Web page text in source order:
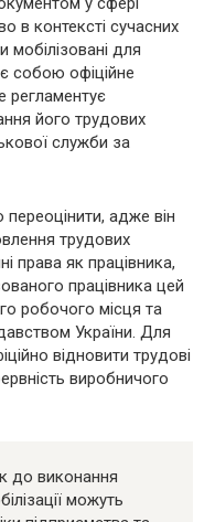
в контексті сучасних
мобілізовані для
собою офіційне
регламентує
його трудових
служби за
адже він
трудових
права як працівника,
працівника цей
робочого місця та
України. Для
відновити трудові
виробничого
до виконання
можуть